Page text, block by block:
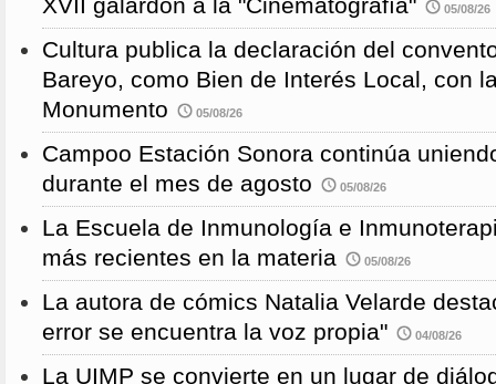
XVII galardón a la "Cinematografía"
05/08/26
Cultura publica la declaración del
Bareyo, como Bien de Interés Local, con
Monumento
05/08/26
Campoo Estación Sonora continúa
durante el mes de agosto
05/08/26
La Escuela de Inmunología e
más recientes en la materia
05/08/26
La autora de cómics Natalia Velarde
error se encuentra la voz propia"
04/08/26
La UIMP se convierte en un lugar de